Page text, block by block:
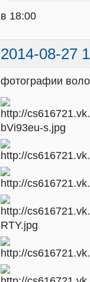
в 18:00
2014-08-27
фотографии